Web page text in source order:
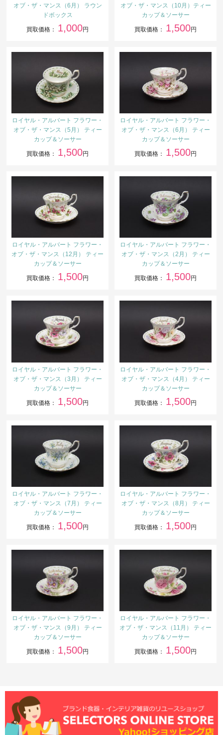
オブ・ザ・マンス（6月） ラウン
ドボックス
買取価格： 1,000円
オブ・ザ・マンス（10月）ティー
カップ＆ソーサー
買取価格： 1,500円
ロイヤル・アルバート フラワー・
オブ・ザ・マンス（5月） ティー
カップ＆ソーサー
買取価格： 1,500円
ロイヤル・アルバート フラワー・
オブ・ザ・マンス（6月） ティー
カップ＆ソーサー
買取価格： 1,500円
ロイヤル・アルバート フラワー・
オブ・ザ・マンス（12月） ティー
カップ＆ソーサー
買取価格： 1,500円
ロイヤル・アルバート フラワー・
オブ・ザ・マンス（2月） ティー
カップ＆ソーサー
買取価格： 1,500円
ロイヤル・アルバート フラワー・
オブ・ザ・マンス（3月） ティー
カップ＆ソーサー
買取価格： 1,500円
ロイヤル・アルバート フラワー・
オブ・ザ・マンス（4月） ティー
カップ＆ソーサー
買取価格： 1,500円
ロイヤル・アルバート フラワー・
オブ・ザ・マンス（7月） ティー
カップ＆ソーサー
買取価格： 1,500円
ロイヤル・アルバート フラワー・
オブ・ザ・マンス（8月） ティー
カップ＆ソーサー
買取価格： 1,500円
ロイヤル・アルバート フラワー・
オブ・ザ・マンス（9月） ティー
カップ＆ソーサー
買取価格： 1,500円
ロイヤル・アルバート フラワー・
オブ・ザ・マンス（11月） ティー
カップ＆ソーサー
買取価格： 1,500円